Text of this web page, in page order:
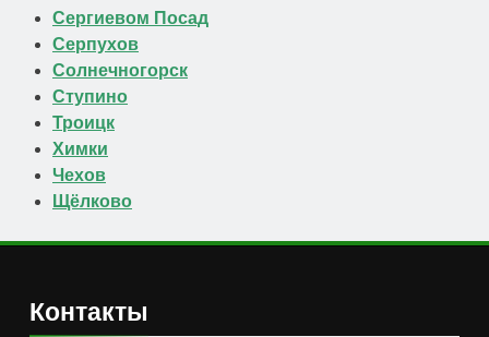
Сергиевом Посад
Серпухов
Солнечногорск
Ступино
Троицк
Химки
Чехов
Щёлково
Контакты